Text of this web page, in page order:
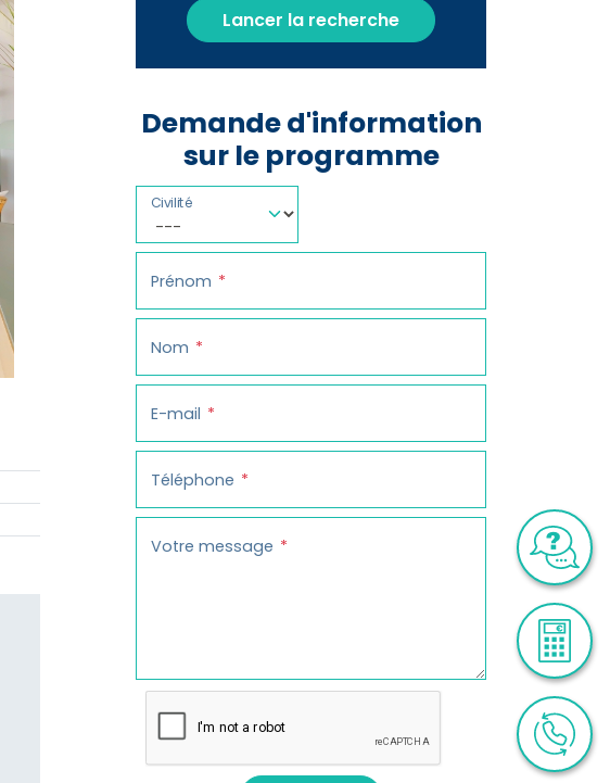
Lancer la recherche
Demande d'information
sur le programme
Civilité
Prénom
Nom
E-mail
Téléphone
Votre message